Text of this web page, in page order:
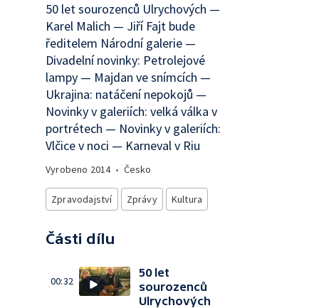
50 let sourozenců Ulrychových —
Karel Malich — Jiří Fajt bude
ředitelem Národní galerie —
Divadelní novinky: Petrolejové
lampy — Majdan ve snímcích —
Ukrajina: natáčení nepokojů —
Novinky v galeriích: velká válka v
portrétech — Novinky v galeriích:
Vlčice v noci — Karneval v Riu
Vyrobeno 2014• Česko
Zpravodajství Zprávy Kultura
Části dílu
00:32
50 let
sourozenců
Ulrychových